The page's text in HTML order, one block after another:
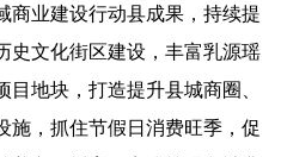
商业建设行动县成果，持续提
史文化街区建设，丰富乳源瑶
地块，打造提升县城商圈、
施，抓住节假日消费旺季，促